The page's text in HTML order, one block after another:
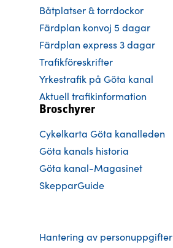
Båtplatser & torrdockor
Färdplan konvoj 5 dagar
Färdplan express 3 dagar
Trafikföreskrifter
Yrkestrafik på Göta kanal
Aktuell trafikinformation
Broschyrer
Cykelkarta Göta kanalleden
Göta kanals historia
Göta kanal-Magasinet
SkepparGuide
Hantering av personuppgifter